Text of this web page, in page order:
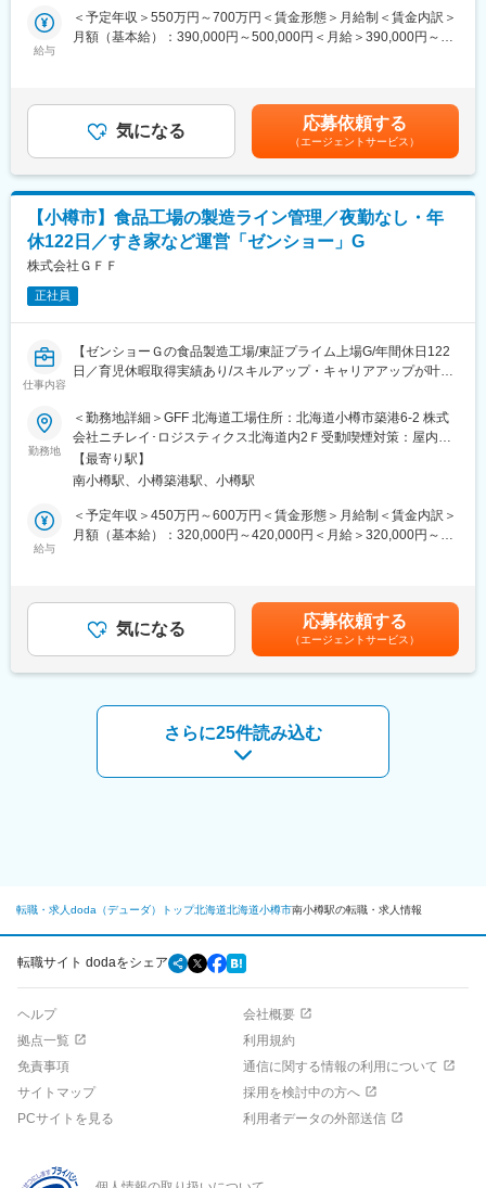
ほどでライン管理をお任せ致します。
■業務詳細：
・製造管理、労務管理
・製造オペレーション
・社内外との打ち合わせ、生産進捗管理他
外食産業で売上国内第1位（※1）世界でもトップクラス企業のゼ
ンショーホールディングスのグループ企業であるため、会社の安
定性が大きな強みです。
すき家のカットサラダやビッグボーイのハンバーグ、ココスのソ
災発生時には現地へ食品の支給を行うなど、食のインフラとして
働いていることを強く実感できるやりがいのある業務です。
■当社について：
◎牛丼チェーンの「すき家」や「なか卯」、ファミリーレストラ
国内外で7,000店舗以上を運営しているゼンショーグループの製造
会社です。 グループ店舗向けの食材や外販製品を製造する工場を
運営しています。
◎従業員は、日本をはじめ20か国以上の人たちで構成されてお
方々が、食に対する知識と経験を活かして働いています。
◎ゼンショーグループの事業の根幹にあるのが、「マス・マーチ
安定的に提供することを可能にし、食の安全と品質を保証しま
す。
◎当社は、ゼンショーグループの製造会社として、MMDの各工程
と連携を取り、「食」にあらゆる角度で関わっていきます。 幅広
変更の範囲：本文参照
給与
＜予定年収＞550万円～700万円＜賃金形態＞月給制＜賃金内訳＞
月額（基本給）：390,000円～500,000円＜月給＞390,000円～
年2回（670,000円～1,000,000円）■昇給：あり賃金はあくまでも
目安の金額であり、選考を通じて上下する可能性があります。月
給(月額)は固定手当を含めた表記です。
気になる 応募依頼する
（エージェントサービス）
【小樽市】食品工場の製造ライン管理／夜勤なし・年
休122日／すき家など運営「ゼンショー」G
株式会社ＧＦＦ
正社員
仕事内容
【ゼンショーＧの食品製造工場/東証プライム上場G/年間休日122
日／育児休暇取得実績あり/スキルアップ・キャリアアップが叶う
■業務内容【変更の範囲：会社の定める業務】
すき家やココスを運営しているゼンショーグループの食品製造工
場にて生産/製造管理業務、パートアルバイト社員 の管理、工程の
マネジメントをお任せします。入社後ラインオペレーターとして
業務を覚えていただき、三ヶ月～半年ほどでライン管理をお任せ
致します。
■業務詳細：
・製造管理、労務管理
・製造オペレーション
・社内外との打ち合わせ、生産進捗管理他
外食産業で売上国内第1位（※1）世界でもトップクラス企業のゼ
ンショーホールディングスのグループ企業であるため、会社の安
定性が大きな強みです。すき家のカットサラダやビッグボーイの
ハンバーグ、ココスのソースなど誰もが知る食品の製造に携わる
ことができます。また震 災発生時には現地へ食品の支給を行うな
国内外で7,000店舗以上を運営しているゼンショーグループの製造
会社です。 グループ店舗向けの食材や外販製品を製造する工場を
運営しています。
◎従業員は、日本をはじめ20か国以上の人たちで構成されてお
方々が、食に対する知識と経験を活かして働いています。
◎ゼンショーグループの事業の根幹にあるのが、「マス・マーチ
から、食品加工、物流、店舗の販売まで一貫してグループ全体で
管理運営する仕組みです。安全でよいものを適正価格で仕入れ、
安定的に提供することを可能にし、食の安全と品質を保証しま
変更の範囲：本文参照
勤務地
＜勤務地詳細＞GFF 北海道工場住所：北海道小樽市築港6-2 株式
会社ニチレイ･ロジスティクス北海道内2Ｆ受動喫煙対策：屋内全
面禁煙変更の範囲：本文参照
【最寄り駅】
南小樽駅、小樽築港駅、小樽駅
給与
＜予定年収＞450万円～600万円＜賃金形態＞月給制＜賃金内訳＞
月額（基本給）：320,000円～420,000円＜月給＞320,000円～
金はあくまでも目安の金額であり、選考を通じて上下する可能性
があります。月給(月額)は固定手当を含めた表記です。
気になる 応募依頼する
（エージェントサービス）
さらに25件読み込む
転職・求人doda（デューダ）トップ北海道北海道小樽市南小樽駅の転職・求人情報
転職サイト dodaをシェア
ヘルプ
会社概要
拠点一覧
利用規約
免責事項
通信に関する情報の利用について
サイトマップ
採用を検討中の方へ
PCサイトを見る
利用者データの外部送信